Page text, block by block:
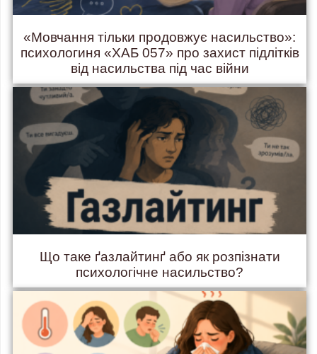
«Мовчання тільки продовжує насильство»:
психологиня «ХАБ 057» про захист підлітків
від насильства під час війни
Що таке ґазлайтинґ або як розпізнати
психологічне насильство?